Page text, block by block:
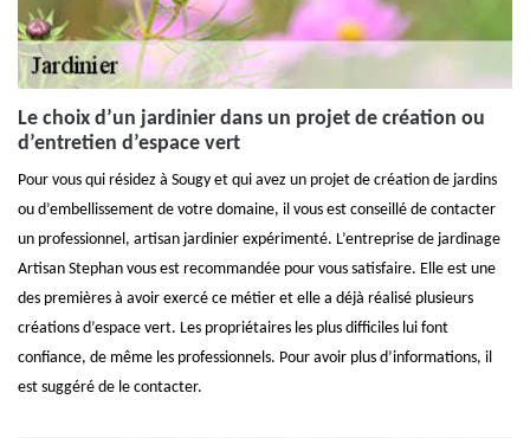
Le choix d’un jardinier dans un projet de création ou
d’entretien d’espace vert
Pour vous qui résidez à Sougy et qui avez un projet de création de jardins
ou d’embellissement de votre domaine, il vous est conseillé de contacter
un professionnel, artisan jardinier expérimenté. L’entreprise de jardinage
Artisan Stephan vous est recommandée pour vous satisfaire. Elle est une
des premières à avoir exercé ce métier et elle a déjà réalisé plusieurs
créations d’espace vert. Les propriétaires les plus difficiles lui font
confiance, de même les professionnels. Pour avoir plus d’informations, il
est suggéré de le contacter.